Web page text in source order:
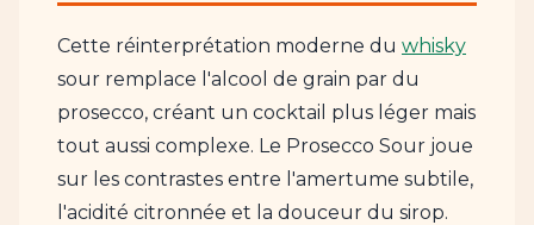
Cette réinterprétation moderne du whisky
sour remplace l'alcool de grain par du
prosecco, créant un cocktail plus léger mais
tout aussi complexe. Le Prosecco Sour joue
sur les contrastes entre l'amertume subtile,
l'acidité citronnée et la douceur du sirop.